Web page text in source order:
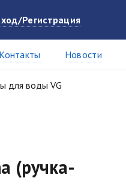
Регистрация
Контакты Новости
для воды VG
(ручка-